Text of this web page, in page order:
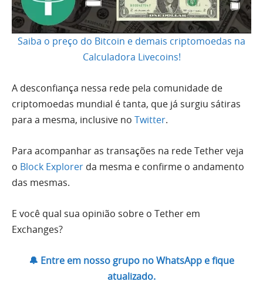
Saiba o preço do Bitcoin e demais criptomoedas na
Calculadora Livecoins!
A desconfiança nessa rede pela comunidade de
criptomoedas mundial é tanta, que já surgiu sátiras
para a mesma, inclusive no Twitter.
Para acompanhar as transações na rede Tether veja
o Block Explorer da mesma e confirme o andamento
das mesmas.
E você qual sua opinião sobre o Tether em
Exchanges?
🔔 Entre em nosso grupo no WhatsApp e fique
atualizado.